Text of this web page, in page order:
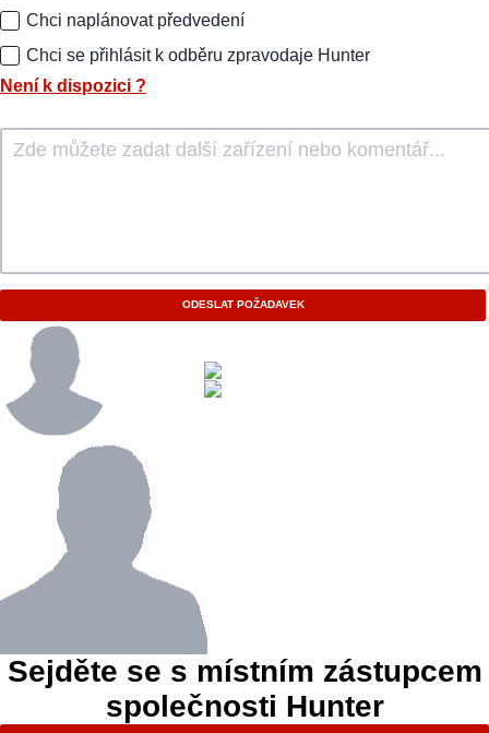
Chci naplánovat předvedení
Chci se přihlásit k odběru zpravodaje Hunter
Není k dispozici ?
ODESLAT POŽADAVEK
Sejděte se s místním zástupcem
společnosti Hunter